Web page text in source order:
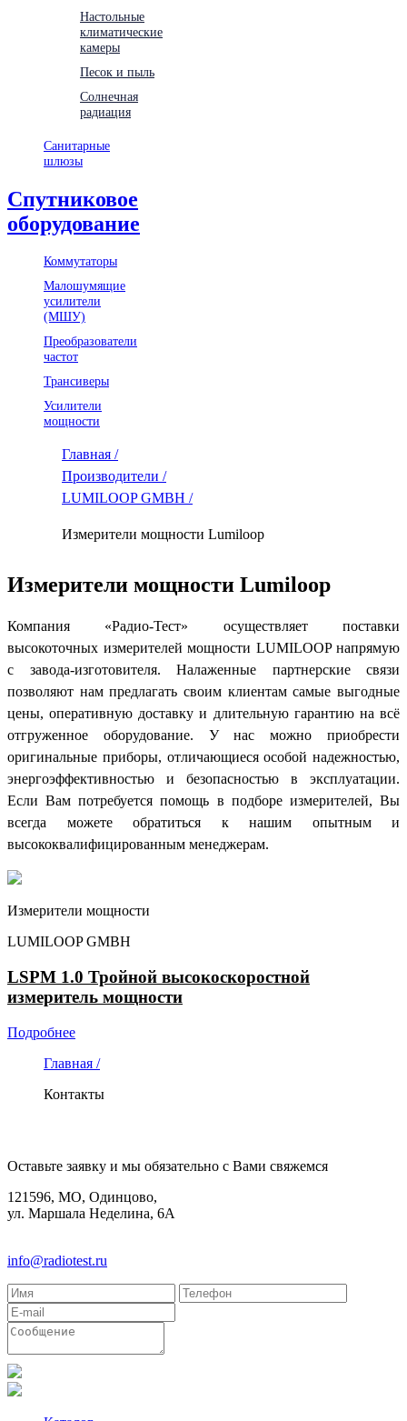
Настольные
климатические
камеры
Песок и пыль
Солнечная
радиация
Санитарные
шлюзы
Спутниковое
оборудование
Коммутаторы
Малошумящие
усилители
(МШУ)
Преобразователи
частот
Трансиверы
Усилители
мощности
Главная /
Производители /
LUMILOOP GMBH /
Измерители мощности Lumiloop
Измерители мощности Lumiloop
Компания «Радио-Тест» осуществляет поставки
высокоточных измерителей мощности LUMILOOP напрямую
с завода-изготовителя. Налаженные партнерские связи
позволяют нам предлагать своим клиентам самые выгодные
цены, оперативную доставку и длительную гарантию на всё
отгруженное оборудование. У нас можно приобрести
оригинальные приборы, отличающиеся особой надежностью,
энергоэффективностью и безопасностью в эксплуатации.
Если Вам потребуется помощь в подборе измерителей, Вы
всегда можете обратиться к нашим опытным и
высококвалифицированным менеджерам.
Измерители мощности
LUMILOOP GMBH
LSPM 1.0 Тройной высокоскоростной
измеритель мощности
Подробнее
Главная /
Контакты
Оставьте заявку и мы обязательно с Вами свяжемся
121596, МО, Одинцово,
ул. Маршала Неделина, 6А
info@radiotest.ru